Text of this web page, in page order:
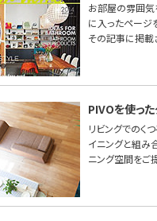
お部屋の雰囲気
に入ったページ
その記事に掲載
PIVOを使っ
リビングでのく
イニングと組み
ニング空間をご